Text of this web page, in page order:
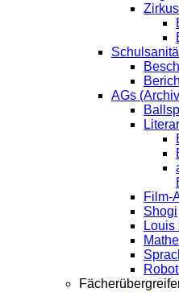
AGs
Film-
Shogi
Louis